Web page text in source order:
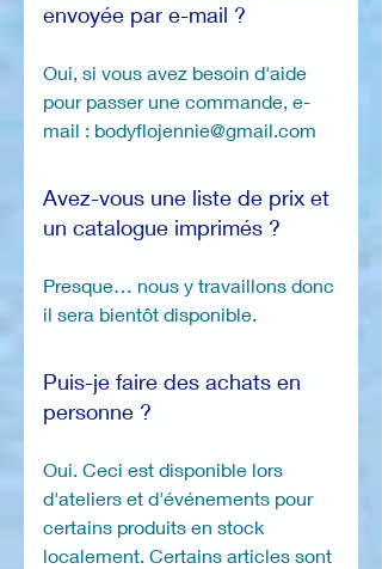
envoyée par e-mail ?
Oui, si vous avez besoin d'aide
pour passer une commande, e-
mail : bodyflojennie@gmail.com
Avez-vous une liste de prix et
un catalogue imprimés ?
Presque… nous y travaillons donc
il sera bientôt disponible.
Puis-je faire des achats en
personne ?
Oui. Ceci est disponible lors
d'ateliers et d'événements pour
certains produits en stock
localement. Certains articles sont